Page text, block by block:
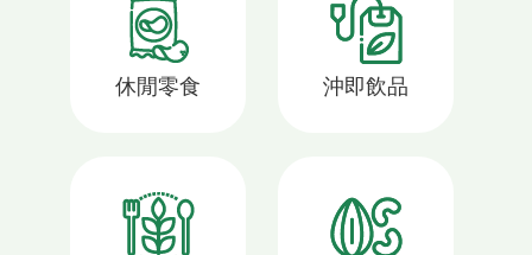
休閒零食 沖即飲品